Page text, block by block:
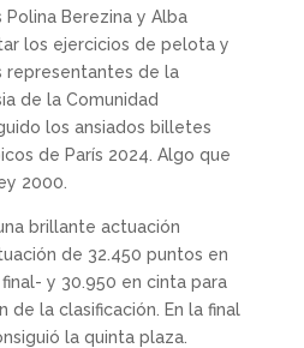
Berezina y Alba
los ejercicios de pelota y
representantes de la
de la Comunidad
los ansiados billetes
de París 2024. Algo que
2000.
brillante actuación
de 32.450 puntos en
y 30.950 en cinta para
de la clasificación. En la final
la quinta plaza.